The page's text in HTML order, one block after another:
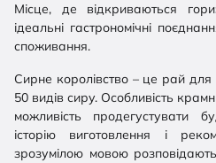
Місце, де відкриваються
ідеальні гастрономічні
споживання.
Сирне королівство – це рай для
50 видів сиру. Особливість
можливість продегустувати
історію виготовлення і
зрозумілою мовою розповідають